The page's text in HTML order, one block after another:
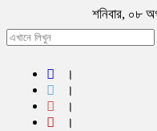
শনিবার, ০৮